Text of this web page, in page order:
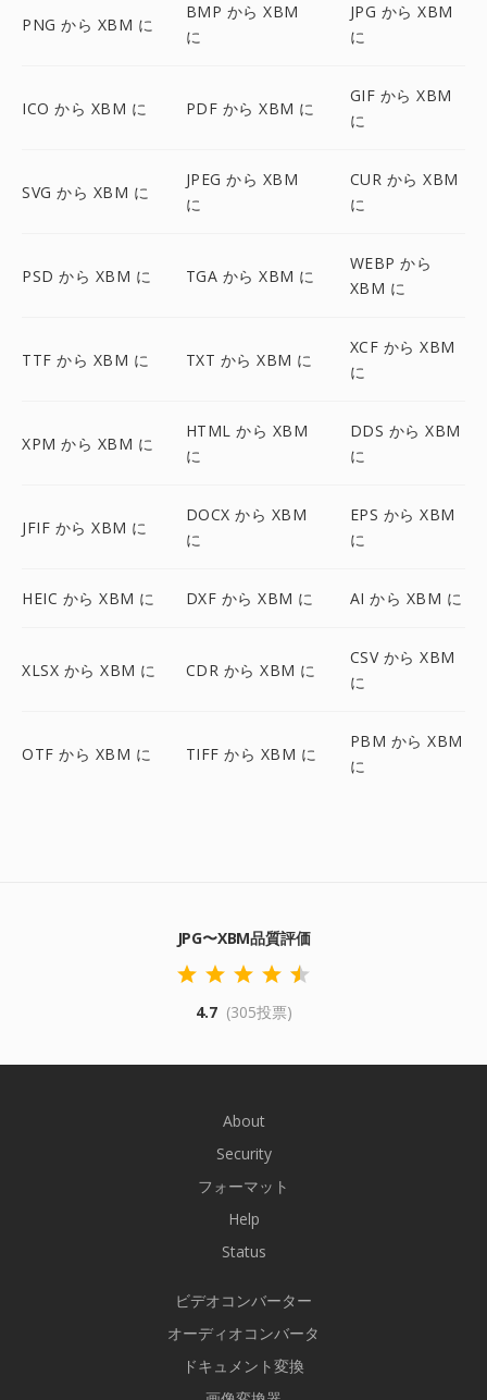
PNG から XBM に
BMP から XBM
に
JPG から XBM
に
ICO から XBM に PDF から XBM に
GIF から XBM
に
SVG から XBM に
JPEG から XBM
に
CUR から XBM
に
PSD から XBM に TGA から XBM に
WEBP から
XBM に
TTF から XBM に TXT から XBM に
XCF から XBM
に
XPM から XBM に
HTML から XBM
に
DDS から XBM
に
JFIF から XBM に
DOCX から XBM
に
EPS から XBM
に
HEIC から XBM に DXF から XBM に AI から XBM に
XLSX から XBM に CDR から XBM に
CSV から XBM
に
OTF から XBM に TIFF から XBM に
PBM から XBM
に
JPG〜XBM品質評価
4.7 (305投票)
About
Security
フォーマット
Help
Status
ビデオコンバーター
オーディオコンバータ
ドキュメント変換